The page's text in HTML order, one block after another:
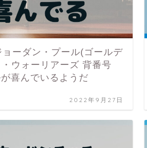
ョーダン・プール(ゴールデ
ウォーリアーズ 背番号
喜んでいるようだ
2022年9月27日